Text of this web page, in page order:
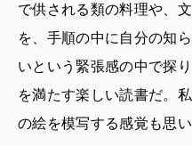
で供される類の料理や、
を、手順の中に自分の知
いという緊張感の中で探
を満たす楽しい読書だ。
の絵を模写する感覚も思い